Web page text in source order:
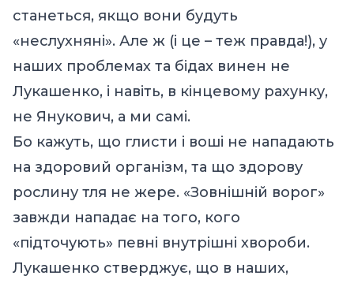
станеться, якщо вони будуть
«неслухняні». Але ж (і це – теж правда!), у
наших проблемах та бідах винен не
Лукашенко, і навіть, в кінцевому рахунку,
не Янукович, а ми самі.
Бо кажуть, що глисти і воші не нападають
на здоровий організм, та що здорову
рослину тля не жере. «Зовнішній ворог»
завжди нападає на того, кого
«підточують» певні внутрішні хвороби.
Лукашенко стверджує, що в наших,